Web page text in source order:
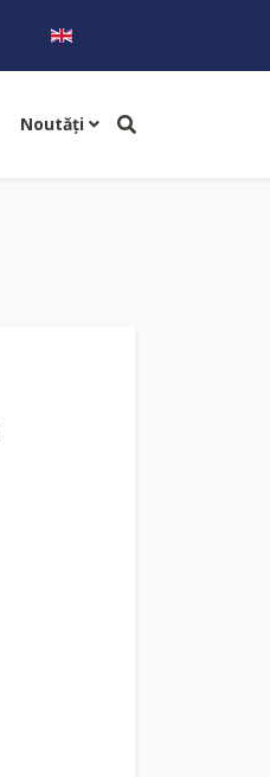
Selectați limba dvs
Noutăţi